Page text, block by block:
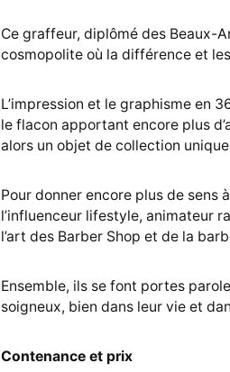
Ce graffeur, diplômé des Beaux-
cosmopolite où la différence et
L’impression et le graphisme en
le flacon apportant encore plus
alors un objet de collection
Pour donner encore plus de sens
l’influenceur lifestyle, animateur
l’art des Barber Shop et de la
Ensemble, ils se font portes
soigneux, bien dans leur vie et
Contenance et prix